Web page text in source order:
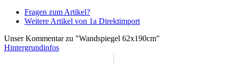
Fragen zum Artikel?
Weitere Artikel von 1a Direktimport
Unser Kommentar zu "Wandspiegel 62x190cm"
Hintergrundinfos